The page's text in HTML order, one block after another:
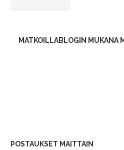
MATKOILLABLOGIN MUKANA
POSTAUKSET MAITTAIN